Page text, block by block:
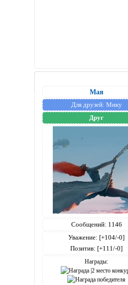
Мая
Для друзей: Мику
Друг
Сообщений: 1146
Уважение: [+104/-0]
Позитив: [+111/-0]
Награды: